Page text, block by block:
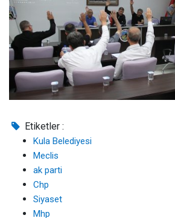
Etiketler :
Kula Belediyesi
Meclis
ak parti
Chp
Siyaset
Mhp